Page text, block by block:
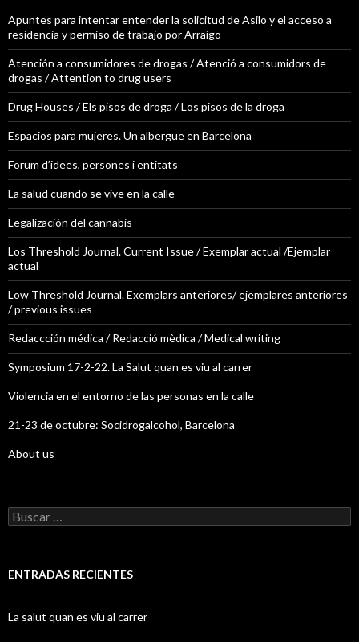
Apuntes para intentar entender la solicitud de Asilo y el acceso a
residencia y permiso de trabajo por Arraigo
Atención a consumidores de drogas / Atenció a consumidors de
drogas / Attention to drug users
Drug Houses / Els pisos de droga / Los pisos de la droga
Espacios para mujeres. Un albergue en Barcelona
Forum d’idees, persones i entitats
La salud cuando se vive en la calle
Legalización del cannabis
Los Threshold Journal. Current Issue / Exemplar actual /Ejemplar
actual
Low Threshold Journal. Exemplars anteriores/ ejemplares anteriores
/ previous issues
Redaccción médica / Redacció mèdica / Medical writing
Symposium 17-2-22. La Salut quan es viu al carrer
Violencia en el entorno de las personas en la calle
21-23 de octubre: Socidrogalcohol, Barcelona
About us
B
u
a
ENTRADAS RECIENTES
La salut quan es viu al carrer